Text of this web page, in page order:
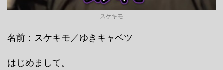
スケキモ
名前：スケキモ／ゆきキャベツ
はじめまして。